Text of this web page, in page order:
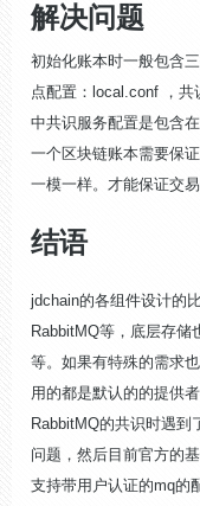
解决问题
初始化账本时一般包含
点配置：local.conf ，
中共识服务配置是包含
一个区块链账本需要保
一模一样。才能保证交
结语
jdchain的各组件设计的
RabbitMQ等，底层存储
等。如果有特殊的需求
用的都是默认的的提供
RabbitMQ的共识时遇到
问题，然后目前官方的
支持带用户认证的mq的